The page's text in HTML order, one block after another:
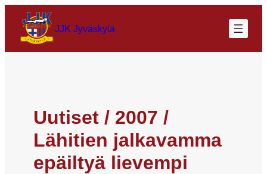
JJK Jyväskylä
Uutiset / 2007 /
Lähitien jalkavamma
epäiltyä lievempi